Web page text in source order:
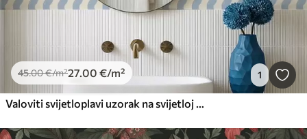
45.00€/m²27.00 €/m² 1
Valoviti svijetloplavi uzorak na svijetloj pozadini